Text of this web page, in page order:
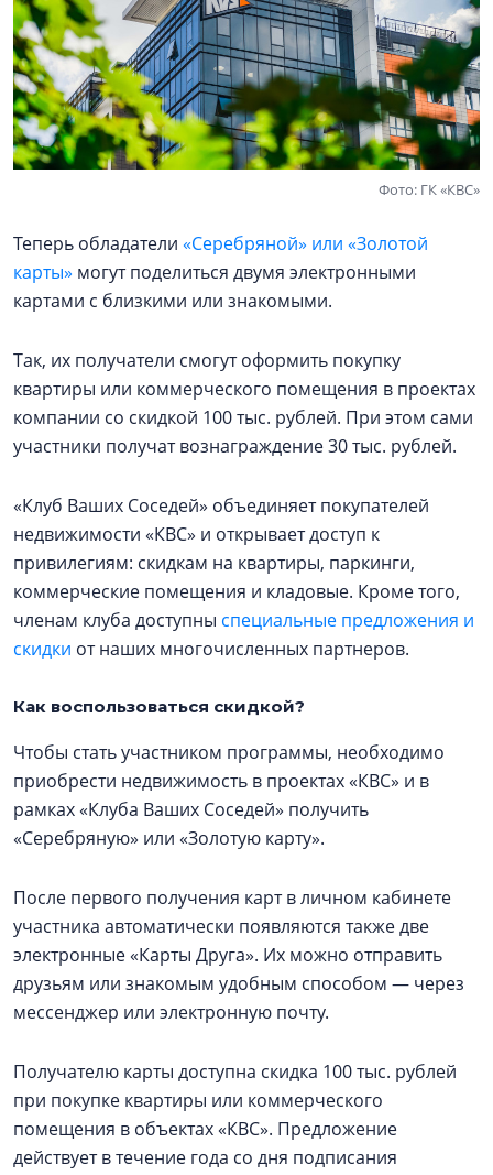
Фото: ГК «КВС»
Теперь обладатели «Серебряной» или «Золотой
карты» могут поделиться двумя электронными
картами с близкими или знакомыми.
Так, их получатели смогут оформить покупку
квартиры или коммерческого помещения в проектах
компании со скидкой 100 тыс. рублей. При этом сами
участники получат вознаграждение 30 тыс. рублей.
«Клуб Ваших Соседей» объединяет покупателей
недвижимости «КВС» и открывает доступ к
привилегиям: скидкам на квартиры, паркинги,
коммерческие помещения и кладовые. Кроме того,
членам клуба доступны специальные предложения и
скидки от наших многочисленных партнеров.
Как воспользоваться скидкой?
Чтобы стать участником программы, необходимо
приобрести недвижимость в проектах «КВС» и в
рамках «Клуба Ваших Соседей» получить
«Серебряную» или «Золотую карту».
После первого получения карт в личном кабинете
участника автоматически появляются также две
электронные «Карты Друга». Их можно отправить
друзьям или знакомым удобным способом — через
мессенджер или электронную почту.
Получателю карты доступна скидка 100 тыс. рублей
при покупке квартиры или коммерческого
помещения в объектах «КВС». Предложение
действует в течение года со дня подписания